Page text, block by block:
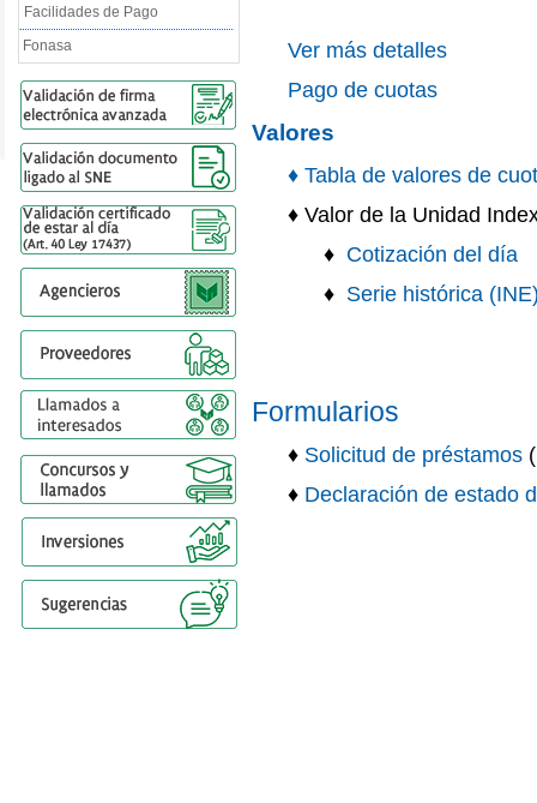
Facilidades de Pago
Fonasa
Ver más detalles
Pago de cuotas
Valores
♦ Tabla de valores de
♦ Valor de la Unidad
♦ Cotización del día
♦ Serie histórica
Formularios
♦ Solicitud de préstamos
♦ Declaración de estado